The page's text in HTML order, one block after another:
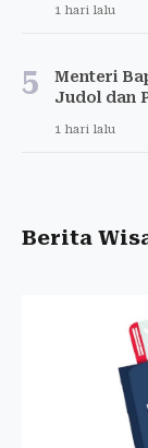
1 hari lalu
5
Menteri
Judol dan
1 hari lalu
Berita